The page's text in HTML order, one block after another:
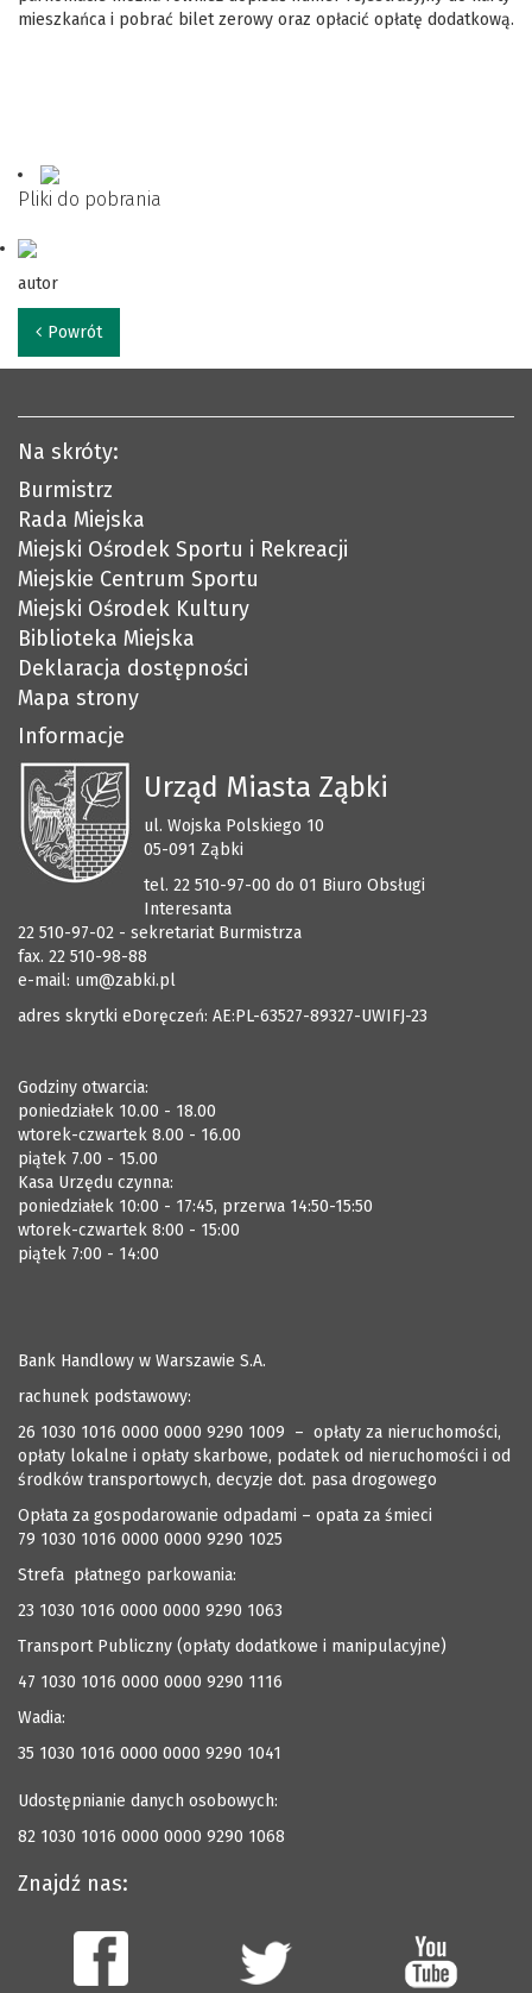
mieszkańca i pobrać bilet zerowy oraz opłacić opłatę dodatkową.
Pliki do pobrania
autor
Powrót
Na skróty:
Burmistrz
Rada Miejska
Miejski Ośrodek Sportu i Rekreacji
Miejskie Centrum Sportu
Miejski Ośrodek Kultury
Biblioteka Miejska
Deklaracja dostępności
Mapa strony
Informacje
Urząd Miasta Ząbki
ul. Wojska Polskiego 10
05-091 Ząbki
tel. 22 510-97-00 do 01 Biuro Obsługi
Interesanta
22 510-97-02 - sekretariat Burmistrza
fax. 22 510-98-88
e-mail: um@zabki.pl
adres skrytki eDoręczeń: AE:PL-63527-89327-UWIFJ-23
Godziny otwarcia:
poniedziałek 10.00 - 18.00
wtorek-czwartek 8.00 - 16.00
piątek 7.00 - 15.00
Kasa Urzędu czynna:
poniedziałek 10:00 - 17:45, przerwa 14:50-15:50
wtorek-czwartek 8:00 - 15:00
piątek 7:00 - 14:00
Bank Handlowy w Warszawie S.A.
rachunek podstawowy:
26 1030 1016 0000 0000 9290 1009 – opłaty za nieruchomości,
opłaty lokalne i opłaty skarbowe, podatek od nieruchomości i od
środków transportowych, decyzje dot. pasa drogowego
Opłata za gospodarowanie odpadami – opata za śmieci
79 1030 1016 0000 0000 9290 1025
Strefa płatnego parkowania:
23 1030 1016 0000 0000 9290 1063
Transport Publiczny (opłaty dodatkowe i manipulacyjne)
47 1030 1016 0000 0000 9290 1116
Wadia:
35 1030 1016 0000 0000 9290 1041
Udostępnianie danych osobowych:
82 1030 1016 0000 0000 9290 1068
Znajdź nas: